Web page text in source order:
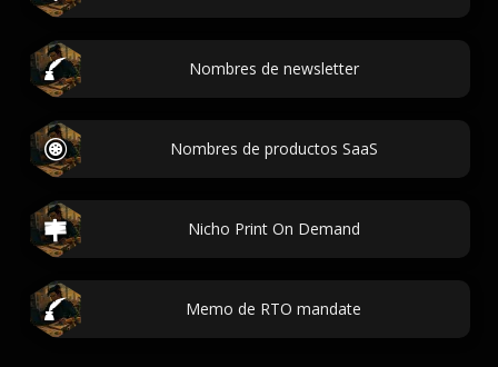
Nombres de newsletter
Nombres de productos SaaS
Nicho Print On Demand
Memo de RTO mandate